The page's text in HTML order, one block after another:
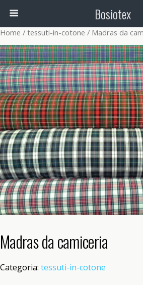
Bosiotex
Home / tessuti-in-cotone / Madras da
Madras da camiceria
Categoria: tessuti-in-cotone